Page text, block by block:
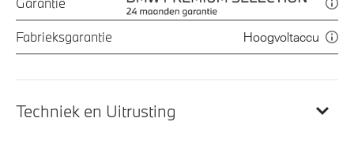
Fabrieksgarantie Hoogvoltaccu
Techniek en Uitrusting